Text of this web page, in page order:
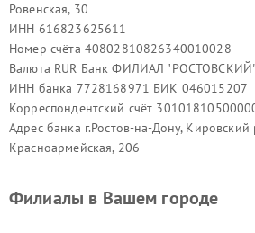
Ровенская, 30
ИНН 616823625611
Номер счёта 40802810826340010028
Валюта RUR Банк ФИЛИАЛ
ИНН банка 7728168971 БИК 046015207
Корреспондентский счёт
Адрес банка г.Ростов-на-Дону, Кировский
Красноармейская, 206
Филиалы в Вашем городе